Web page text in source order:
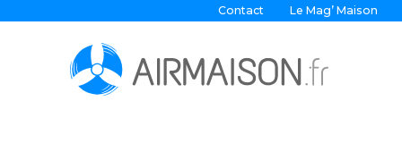
Contact Le Mag’ Maison